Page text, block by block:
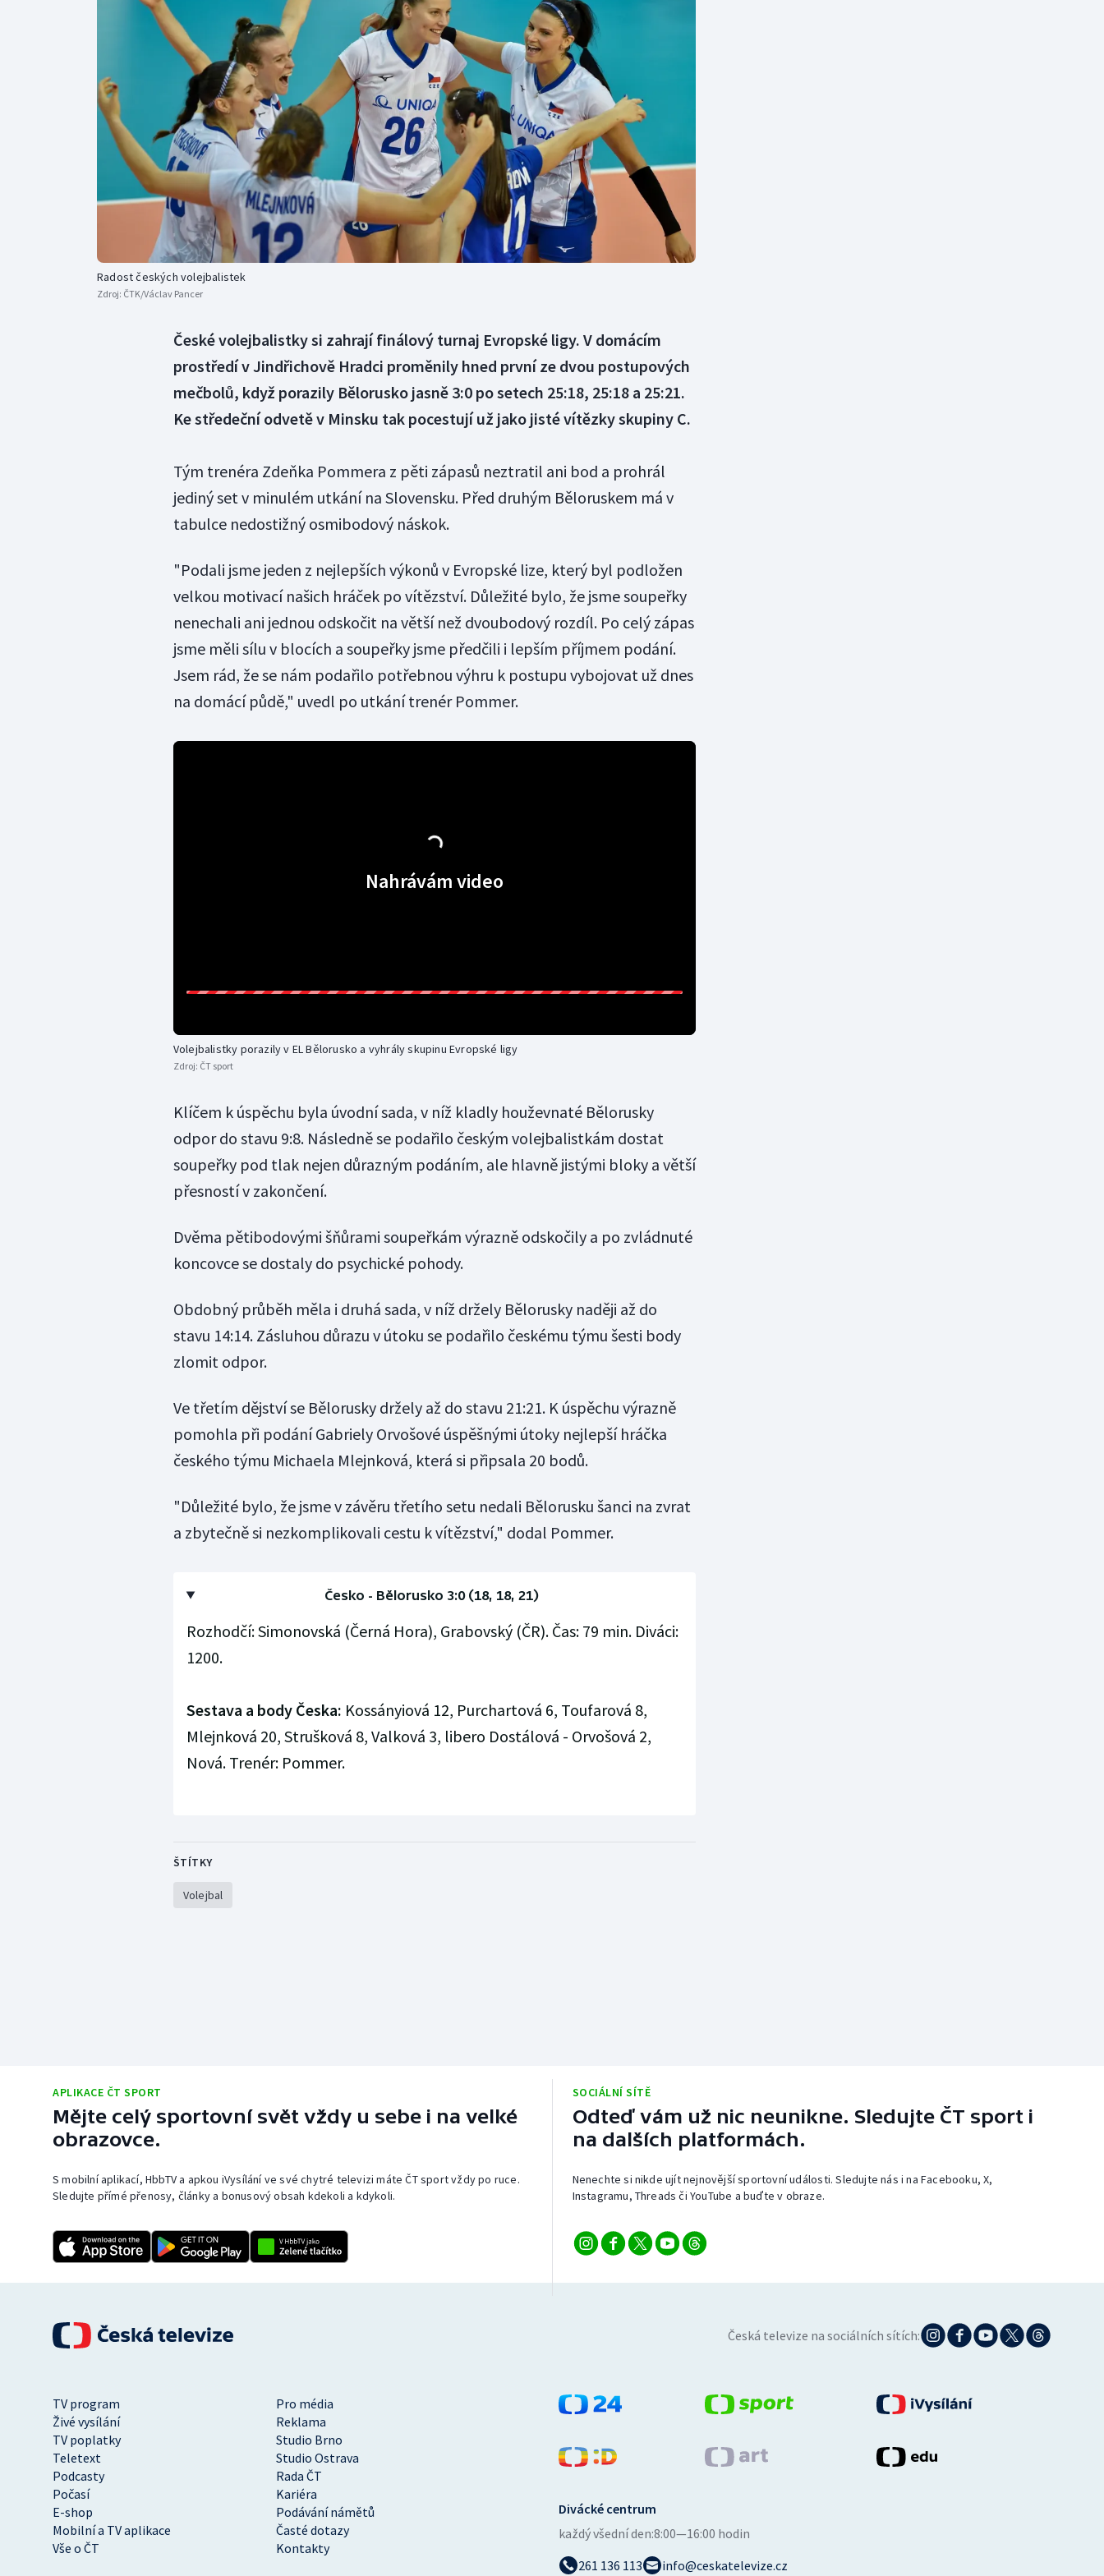
Curling
Dostihy
Florbal
Futsal
Golf
Gymnastika
Moderní pětiboj
Motorsport
Olympijské hry
Parasport
Plavání
Plážový volejbal
Vodní slalom
Volejbal
Ostatní
Radost českých volejbalistek
Zdroj: ČTK/Václav Pancer
České volejbalistky si zahrají finálový turnaj Evropské ligy. V domácím
prostředí v Jindřichově Hradci proměnily hned první ze dvou postupových
mečbolů, když porazily Bělorusko jasně 3:0 po setech 25:18, 25:18 a 25:21.
Ke středeční odvetě v Minsku tak pocestují už jako jisté vítězky skupiny C.
Tým trenéra Zdeňka Pommera z pěti zápasů neztratil ani bod a prohrál
jediný set v minulém utkání na Slovensku. Před druhým Běloruskem má v
tabulce nedostižný osmibodový náskok.
"Podali jsme jeden z nejlepších výkonů v Evropské lize, který byl podložen
velkou motivací našich hráček po vítězství. Důležité bylo, že jsme soupeřky
nenechali ani jednou odskočit na větší než dvoubodový rozdíl. Po celý zápas
jsme měli sílu v blocích a soupeřky jsme předčili i lepším příjmem podání.
Jsem rád, že se nám podařilo potřebnou výhru k postupu vybojovat už dnes
na domácí půdě," uvedl po utkání trenér Pommer.
Nahrávám video
Volejbalistky porazily v EL Bělorusko a vyhrály skupinu Evropské ligy
Zdroj: ČT sport
Klíčem k úspěchu byla úvodní sada, v níž kladly houževnaté Bělorusky
odpor do stavu 9:8. Následně se podařilo českým volejbalistkám dostat
soupeřky pod tlak nejen důrazným podáním, ale hlavně jistými bloky a větší
přesností v zakončení.
Dvěma pětibodovými šňůrami soupeřkám výrazně odskočily a po zvládnuté
koncovce se dostaly do psychické pohody.
Obdobný průběh měla i druhá sada, v níž držely Bělorusky naději až do
stavu 14:14. Zásluhou důrazu v útoku se podařilo českému týmu šesti body
zlomit odpor.
Ve třetím dějství se Bělorusky držely až do stavu 21:21. K úspěchu výrazně
pomohla při podání Gabriely Orvošové úspěšnými útoky nejlepší hráčka
českého týmu Michaela Mlejnková, která si připsala 20 bodů.
"Důležité bylo, že jsme v závěru třetího setu nedali Bělorusku šanci na zvrat
a zbytečně si nezkomplikovali cestu k vítězství," dodal Pommer.
Česko - Bělorusko 3:0 (18, 18, 21)
Rozhodčí: Simonovská (Černá Hora), Grabovský (ČR). Čas: 79 min. Diváci:
1200.
Sestava a body Česka: Kossányiová 12, Purchartová 6, Toufarová 8,
Mlejnková 20, Strušková 8, Valková 3, libero Dostálová - Orvošová 2,
Nová. Trenér: Pommer.
ŠTÍTKY
Volejbal
APLIKACE ČT SPORT
Mějte celý sportovní svět vždy u sebe i na velké
obrazovce.
S mobilní aplikací, HbbTV a apkou iVysílání ve své chytré televizi máte ČT sport vždy po ruce.
Sledujte přímé přenosy, články a bonusový obsah kdekoli a kdykoli.
SOCIÁLNÍ SÍTĚ
Odteď vám už nic neunikne. Sledujte ČT sport i
na dalších platformách.
Nenechte si nikde ujít nejnovější sportovní události. Sledujte nás i na Facebooku, X,
Instagramu, Threads či YouTube a buďte v obraze.
Česká televize na sociálních sítích:
TV program
Pro média
Živé vysílání
Reklama
TV poplatky
Studio Brno
Teletext
Studio Ostrava
Podcasty
Rada ČT
Počasí
Kariéra
E-shop
Podávání námětů
Mobilní a TV aplikace
Časté dotazy
Vše o ČT
Kontakty
Divácké centrum
každý všední den:8:00—16:00 hodin
261 136 113
info@ceskatelevize.cz